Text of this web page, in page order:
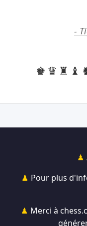
-
Pour plus
Merci à